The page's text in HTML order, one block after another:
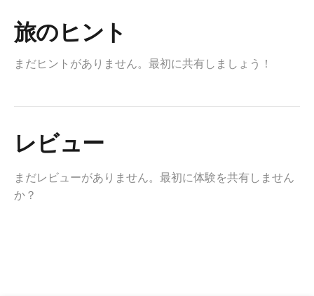
旅のヒント
まだヒントがありません。最初に共有しましょう！
レビュー
まだレビューがありません。最初に体験を共有しません
か？